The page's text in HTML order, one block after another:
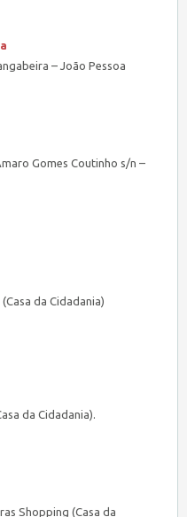
– João Pessoa
Gomes Coutinho s/n –
da Cidadania)
da Cidadania).
Shopping (Casa da